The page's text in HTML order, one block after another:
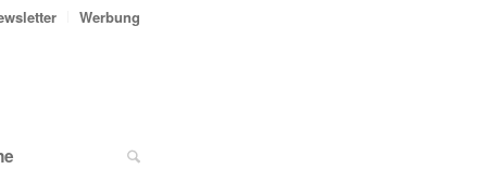
Werbung